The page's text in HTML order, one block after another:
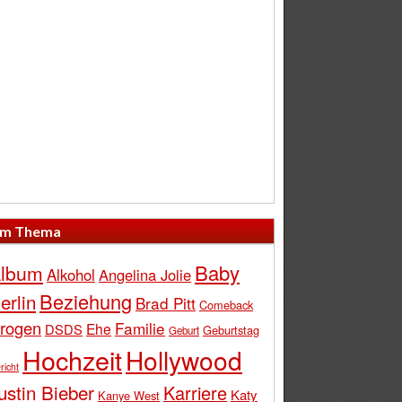
Thema
Alkohol Angelina Jolie Baby
Beziehung Brad Pitt Comeback
DSDS Ehe Familie Geburt Geburtstag
HochzeitHollywood
Bieber Kanye West Karriere Katy